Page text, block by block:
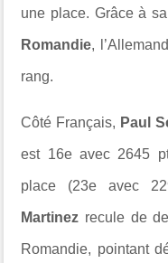
une place. Grâce à
Romandie, l’Allemand
rang.
Côté Français, Paul
est 16e avec 2645
place (23e avec
Martinez recule de
Romandie, pointant